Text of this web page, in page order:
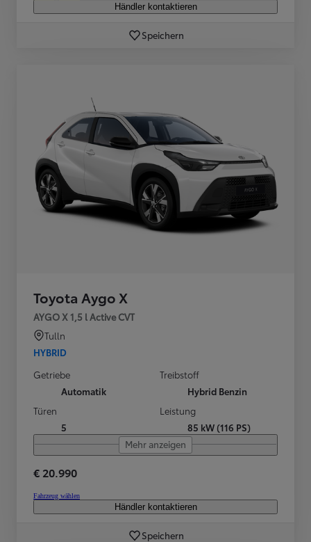
Händler kontaktieren
Speichern
Toyota Aygo X
AYGO X 1,5 l Active CVT
Tulln
HYBRID
Getriebe
Automatik
Treibstoff
Hybrid Benzin
Türen
5
Leistung
85 kW (116 PS)
Mehr anzeigen
€ 20.990
Fahrzeug wählen
Händler kontaktieren
Speichern